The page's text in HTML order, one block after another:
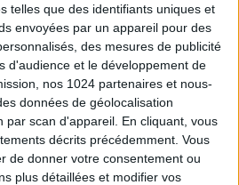
telles que des identifiants uniques et
envoyées par un appareil pour des
des mesures de publicité
d'audience et le développement de
nos 1024 partenaires et nous-
données de géolocalisation
par scan d'appareil. En cliquant, vous
décrits précédemment. Vous
de donner votre consentement ou
plus détaillées et modifier vos
d’accidents du travail liés à
employeurs doivent mettre en
afin de protéger les
actualites/l-actualite-
de-chaleur-les-